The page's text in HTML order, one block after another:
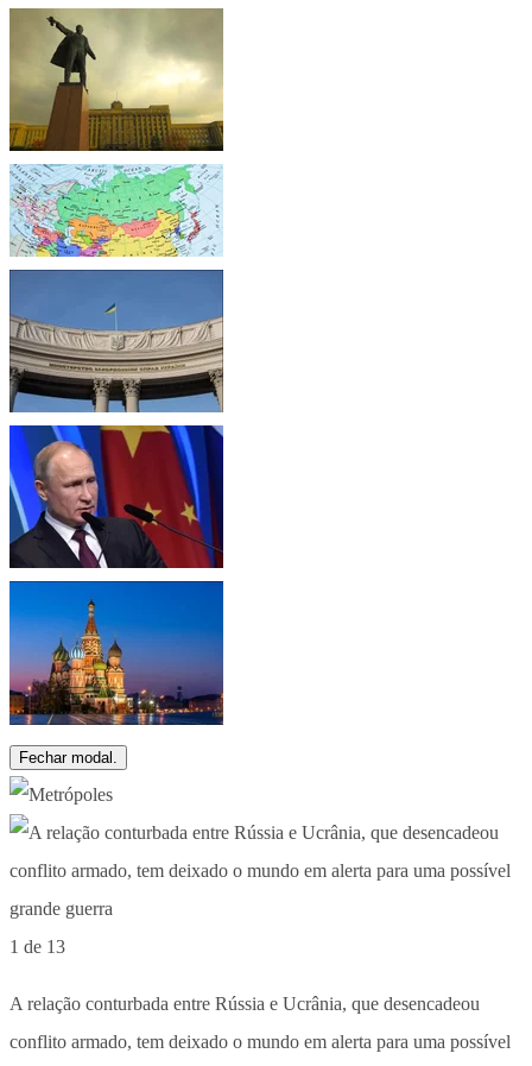
Fechar modal.
1 de 13
A relação conturbada entre Rússia e Ucrânia, que desencadeou
conflito armado, tem deixado o mundo em alerta para uma possível